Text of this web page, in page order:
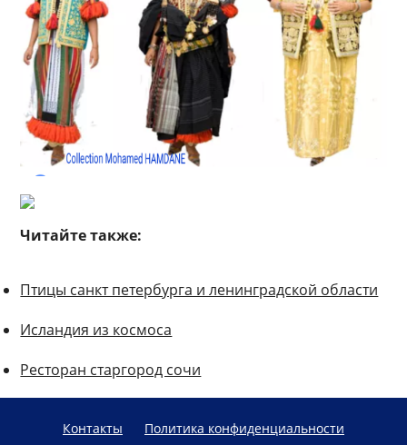
Читайте также:
Птицы санкт петербурга и ленинградской области
Исландия из космоса
Ресторан старгород сочи
Контакты Политика конфиденциальности